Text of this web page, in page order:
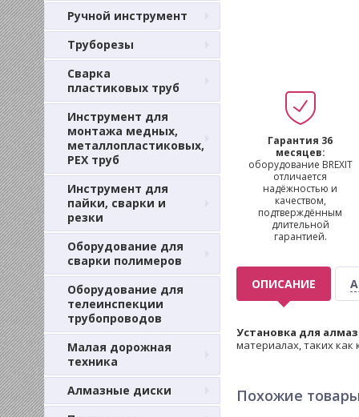
Ручной инструмент
Труборезы
Сварка
пластиковых труб
Инструмент для
монтажа медных,
металлопластиковых,
PEX труб
Инструмент для
пайки, сварки и
резки
Оборудование для
сварки полимеров
Оборудование для
телеинспекции
трубопроводов
Малая дорожная
техника
Алмазные диски
Гарантия 36
месяцев:
оборудование BREXIT
отличается
надёжностью и
качеством,
подтверждённым
длительной
гарантией.
ОПИСАНИЕ
Установка для
материалах, таких
Похожие товары